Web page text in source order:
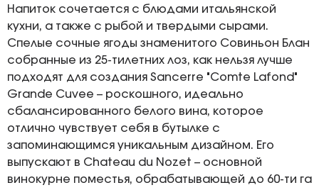
Напиток сочетается с блюдами итальянской
кухни, а также с рыбой и твердыми сырами.
Спелые сочные ягоды знаменитого Совиньон Блан
собранные из 25-тилетних лоз, как нельзя лучше
подходят для создания Sancerre "Comte Lafond"
Grande Cuvee – роскошного, идеально
сбалансированного белого вина, которое
отлично чувствует себя в бутылке с
запоминающимся уникальным дизайном. Его
выпускают в Chateau du Nozet – основной
винокурне поместья, обрабатывающей до 60-ти га